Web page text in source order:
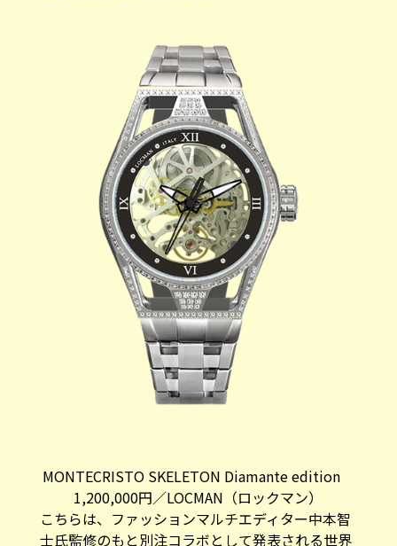
MONTECRISTO SKELETON Diamante edition
1,200,000円／LOCMAN（ロックマン）
こちらは、ファッションマルチエディター中本智
士氏監修のもと別注コラボとして発表される世界